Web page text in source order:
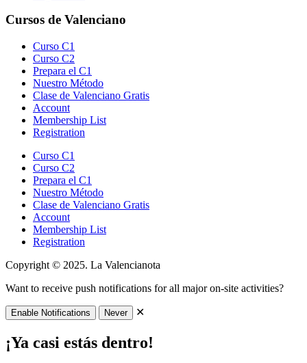
Cursos de Valenciano​
Curso C1
Curso C2
Prepara el C1
Nuestro Método
Clase de Valenciano Gratis
Account
Membership List
Registration
Curso C1
Curso C2
Prepara el C1
Nuestro Método
Clase de Valenciano Gratis
Account
Membership List
Registration
Copyright © 2025. La Valencianota
Want to receive push notifications for all major on-site activities?
Enable Notifications Never ✕
¡Ya casi estás dentro!